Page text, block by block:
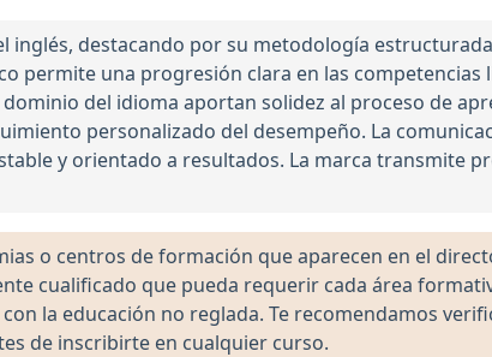
inglés, destacando por su metodología
permite una progresión clara en las competencias
del idioma aportan solidez al proceso de
personalizado del desempeño. La
y orientado a resultados. La marca transmite
o centros de formación que aparecen en el
cualificado que pueda requerir cada área
la educación no reglada. Te recomendamos
de inscribirte en cualquier curso.